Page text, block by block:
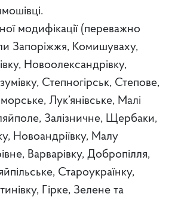
модифікації (переважно
Запоріжжя, Комишуваху,
Новоолександрівку,
Степногірськ, Степове,
Лук’янівське, Малі
Залізничне, Щербаки,
Новоандріївку, Малу
Варварівку, Добропілля,
Староукраїнку,
Гірке, Зелене та